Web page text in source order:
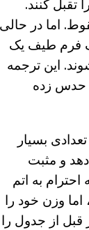
تقبل کنند.
اما در حالی
فرم طیف یک
این ترجمه
حدس زده
بسیار
و مثبت
به اتم
وزن خود را
قبل از جدول را